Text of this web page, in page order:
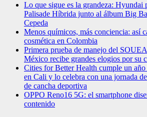
Lo que sigue es la grandeza: Hyundai
Palisade Híbrida junto al álbum Big
Cepeda
Menos químicos, más conciencia: así
cosmética en Colombia
Primera prueba de manejo del
México recibe grandes elogios por su
Cities for Better Health cumple un
en Cali y lo celebra con una jornada
de cancha deportiva
OPPO Reno16 5G: el smartphone
contenido